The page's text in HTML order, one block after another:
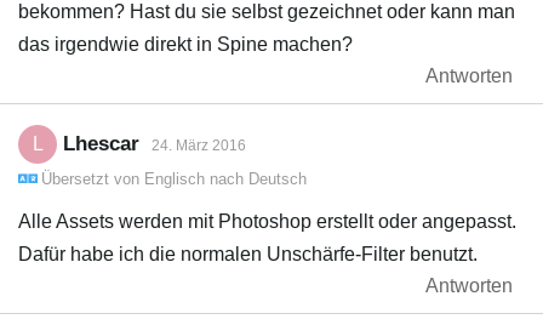
bekommen? Hast du sie selbst gezeichnet oder kann man
das irgendwie direkt in Spine machen?
Antworten
Lhescar 24. März 2016
Übersetzt von Englisch nach Deutsch
Alle Assets werden mit Photoshop erstellt oder angepasst.
Dafür habe ich die normalen Unschärfe-Filter benutzt.
Antworten